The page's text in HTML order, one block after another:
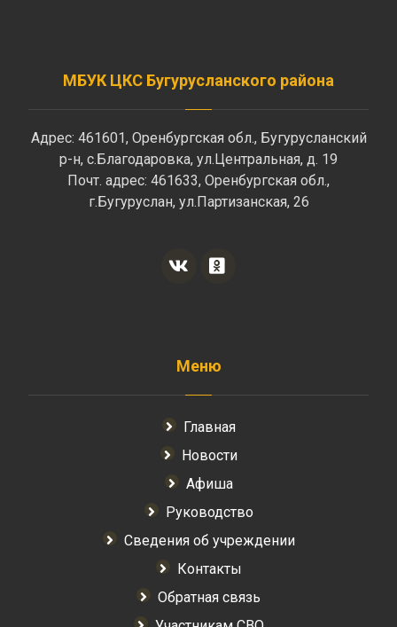
МБУК ЦКС Бугурусланского района
Адрес: 461601, Оренбургская обл., Бугурусланский
р-н, с.Благодаровка, ул.Центральная, д. 19
Почт. адрес: 461633, Оренбургская обл.,
г.Бугуруслан, ул.Партизанская, 26
Меню
Главная
Новости
Афиша
Руководство
Сведения об учреждении
Контакты
Обратная связь